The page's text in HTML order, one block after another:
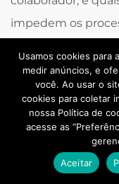
impedem os
periodicamente
Chegamos ao
habilidades do
necessidade de a
de programas de
Usamos cookies para
medir anúncios, e
você. Ao usar o
cookies para coletar
nossa Política de
acesse as
Aceitar